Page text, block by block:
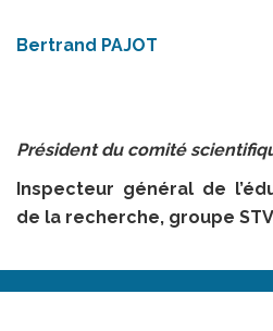
Bertrand PAJOT
Président du comité
Inspecteur général de
de la recherche, groupe